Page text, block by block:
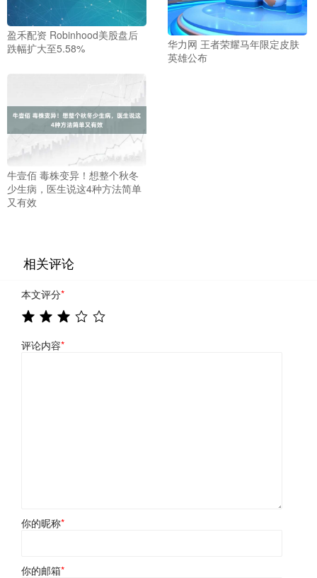
盈禾配资 Robinhood美股盘后
跌幅扩大至5.58%
华力网 王者荣耀马年限定皮肤
英雄公布
牛壹佰 毒株变异！想整个秋冬
少生病，医生说这4种方法简单
又有效
相关评论
本文评分*
评论内容*
你的昵称*
你的邮箱*